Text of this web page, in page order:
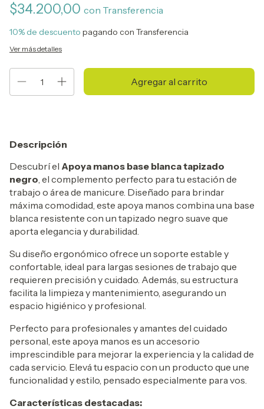
$34.200,00 con Transferencia
10% de descuento pagando con Transferencia
Ver más detalles
Descripción
Descubrí el Apoya manos base blanca tapizado
negro, el complemento perfecto para tu estación de
trabajo o área de manicure. Diseñado para brindar
máxima comodidad, este apoya manos combina una base
blanca resistente con un tapizado negro suave que
aporta elegancia y durabilidad.
Su diseño ergonómico ofrece un soporte estable y
confortable, ideal para largas sesiones de trabajo que
requieren precisión y cuidado. Además, su estructura
facilita la limpieza y mantenimiento, asegurando un
espacio higiénico y profesional.
Perfecto para profesionales y amantes del cuidado
personal, este apoya manos es un accesorio
imprescindible para mejorar la experiencia y la calidad de
cada servicio. Elevá tu espacio con un producto que une
funcionalidad y estilo, pensado especialmente para vos.
Características destacadas: